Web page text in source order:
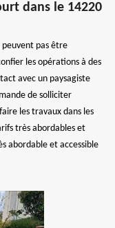
dans le 14220
peuvent pas être
les opérations à des
avec un paysagiste
de solliciter
les travaux dans les
très abordables et
abordable et accessible